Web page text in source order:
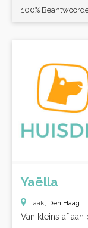
100%
Yaëlla
Laak, Den Haag
Van kleins af